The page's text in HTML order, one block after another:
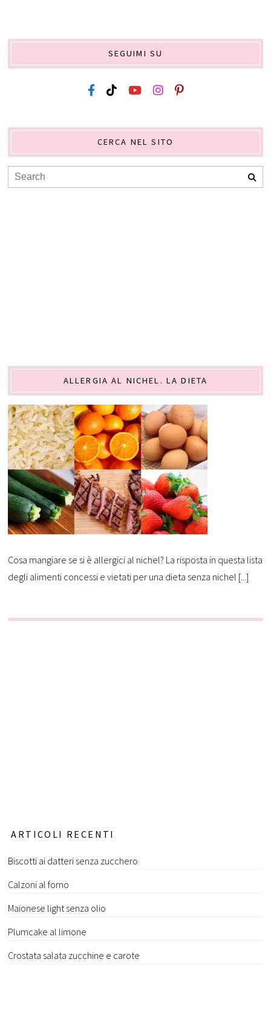
SEGUIMI SU
CERCA NEL SITO
ALLERGIA AL NICHEL. LA DIETA
Cosa mangiare se si è allergici al nichel? La risposta in questa lista
degli alimenti concessi e vietati per una dieta senza nichel [...]
ARTICOLI RECENTI
Biscotti ai datteri senza zucchero
Calzoni al forno
Maionese light senza olio
Plumcake al limone
Crostata salata zucchine e carote